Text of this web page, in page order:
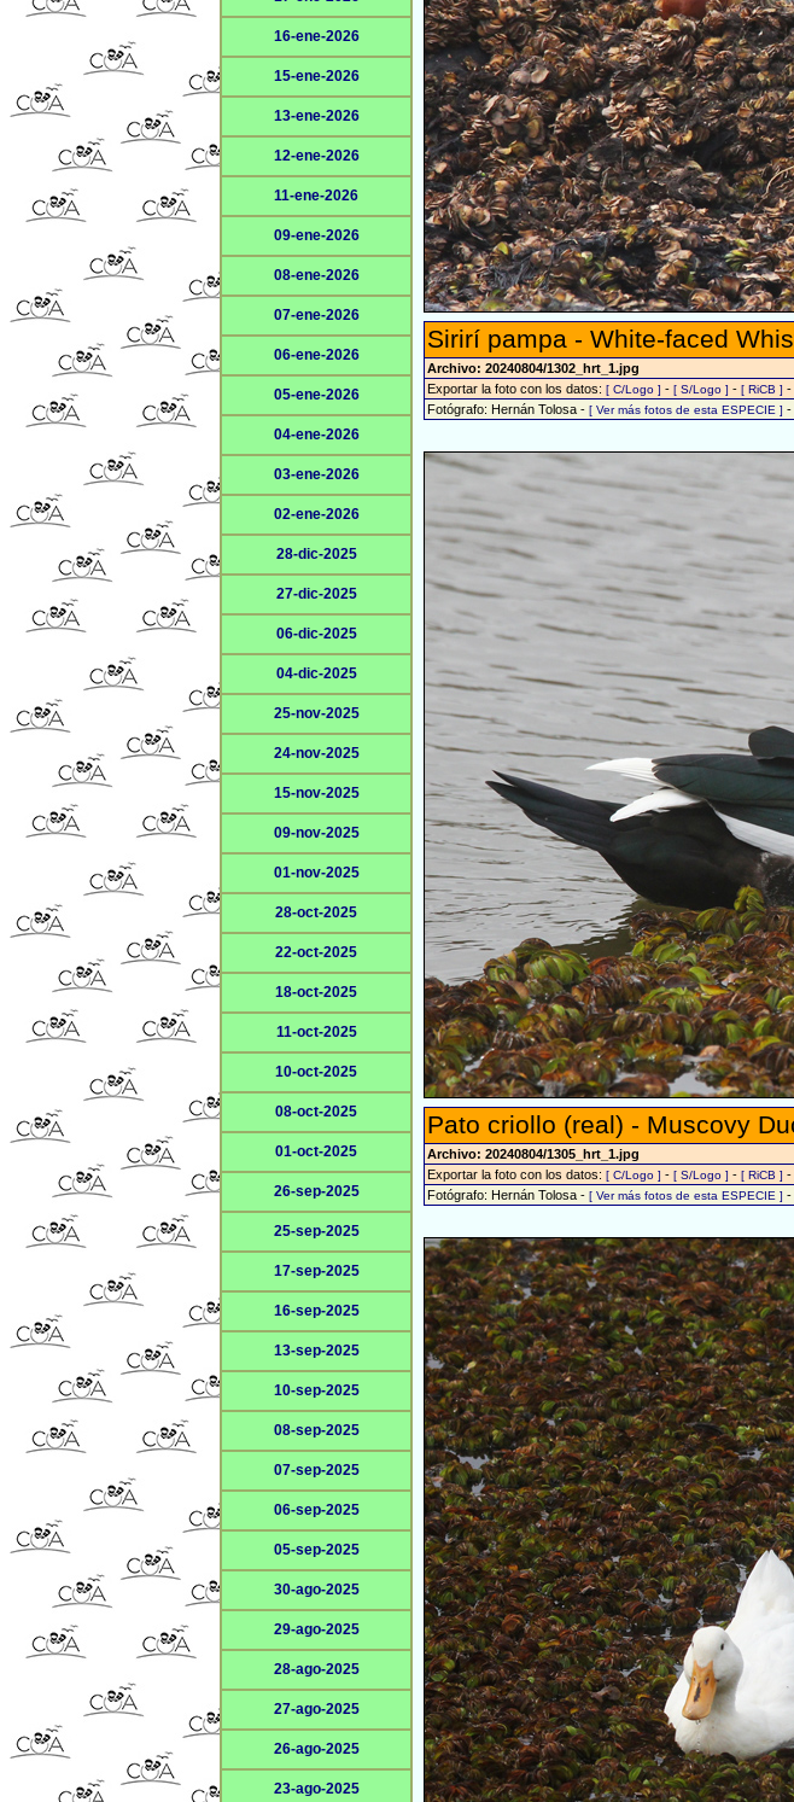
16-ene-2026
15-ene-2026
13-ene-2026
12-ene-2026
11-ene-2026
09-ene-2026
08-ene-2026
07-ene-2026
06-ene-2026
05-ene-2026
04-ene-2026
03-ene-2026
02-ene-2026
28-dic-2025
27-dic-2025
06-dic-2025
04-dic-2025
25-nov-2025
24-nov-2025
15-nov-2025
09-nov-2025
01-nov-2025
28-oct-2025
22-oct-2025
18-oct-2025
11-oct-2025
10-oct-2025
08-oct-2025
01-oct-2025
26-sep-2025
25-sep-2025
17-sep-2025
16-sep-2025
13-sep-2025
10-sep-2025
08-sep-2025
07-sep-2025
06-sep-2025
05-sep-2025
30-ago-2025
29-ago-2025
28-ago-2025
27-ago-2025
26-ago-2025
23-ago-2025
Sirirí pampa - White-faced
Archivo: 20240804/1302_hrt_1.jpg
Exportar la foto con los datos: [ C/Logo ] - [ S/Logo ] - [ RiCB ] -
Fotógrafo: Hernán Tolosa - [ Ver más fotos de esta ESPECIE ] -
Pato criollo (real) - Muscovy
Archivo: 20240804/1305_hrt_1.jpg
Exportar la foto con los datos: [ C/Logo ] - [ S/Logo ] - [ RiCB ] -
Fotógrafo: Hernán Tolosa - [ Ver más fotos de esta ESPECIE ] -